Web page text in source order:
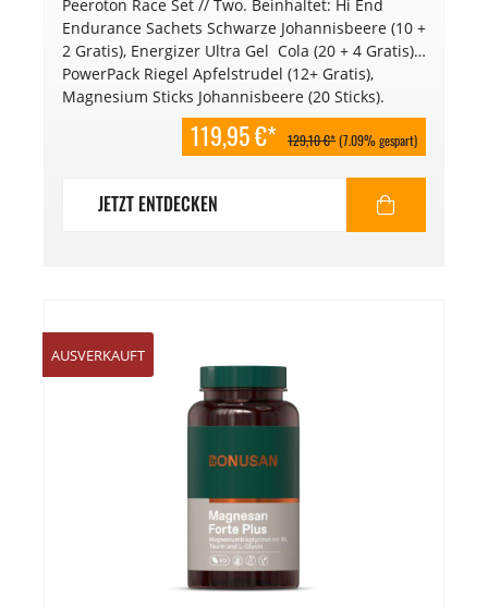
Peeroton Race Set // Two. Beinhaltet: Hi End
Endurance Sachets Schwarze Johannisbeere (10 +
2 Gratis), Energizer Ultra Gel Cola (20 + 4 Gratis),
PowerPack Riegel Apfelstrudel (12+ Gratis),
Magnesium Sticks Johannisbeere (20 Sticks).
119,95 €* 129,10 €*(7.09% gespart)
JETZT ENTDECKEN
AUSVERKAUFT